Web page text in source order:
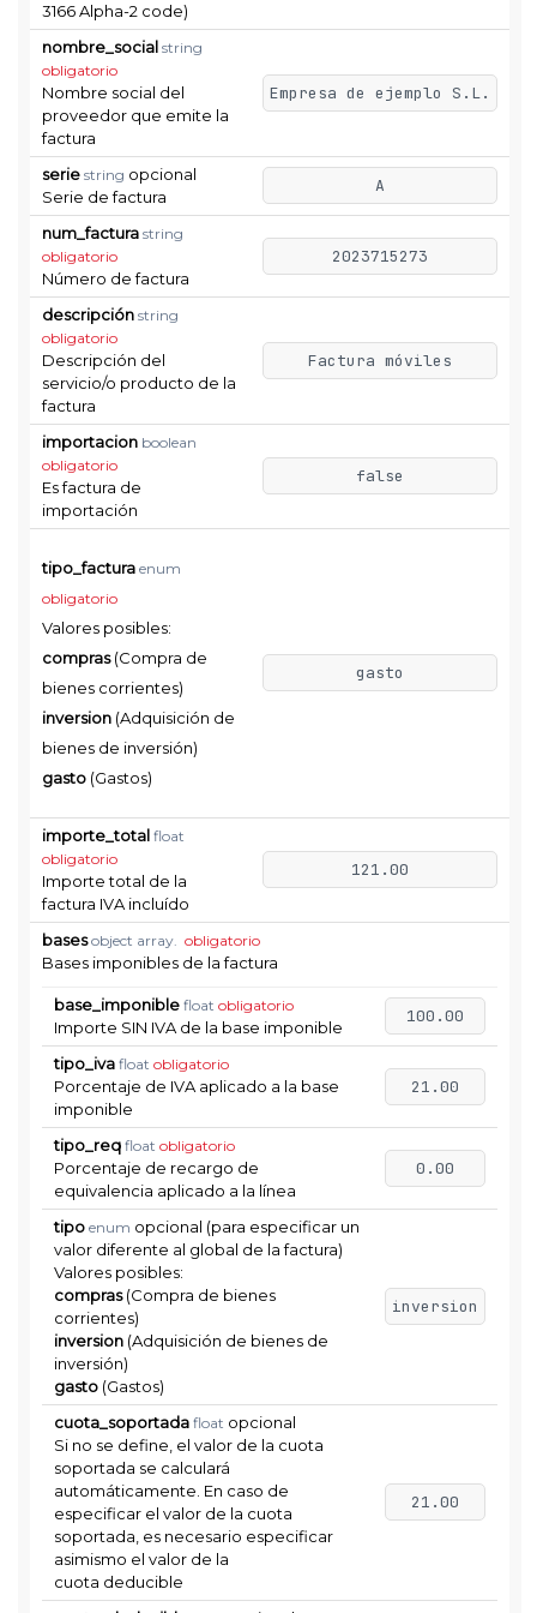
3166 Alpha-2 code)
nombre_social string
obligatorio
Nombre social del
proveedor que emite la
factura
Empresa de ejemplo S.L.
serie string opcional
Serie de factura
A
num_factura string
obligatorio
Número de factura
2023715273
descripción string
obligatorio
Descripción del
servicio/o producto de la
factura
Factura móviles
importacion boolean
obligatorio
Es factura de
importación
false
tipo_factura enum
obligatorio
Valores posibles:
compras(Compra de
bienes corrientes)
inversion (Adquisición de
bienes de inversión)
gasto (Gastos)
gasto
importe_total float
obligatorio
Importe total de la
factura IVA incluído
121.00
bases object array. obligatorio
Bases imponibles de la factura
base_imponible float obligatorio
Importe SIN IVA de la base imponible
100.00
tipo_iva float obligatorio
Porcentaje de IVA aplicado a la base
imponible
21.00
tipo_req float obligatorio
Porcentaje de recargo de
equivalencia aplicado a la línea
0.00
tipo enum opcional (para especificar un
valor diferente al global de la factura)
Valores posibles:
compras(Compra de bienes
corrientes)
inversion (Adquisición de bienes de
inversión)
gasto (Gastos)
inversion
cuota_soportada float opcional
Si no se define, el valor de la cuota
soportada se calculará
automáticamente. En caso de
especificar el valor de la cuota
soportada, es necesario especificar
asimismo el valor de la
cuota deducible
21.00